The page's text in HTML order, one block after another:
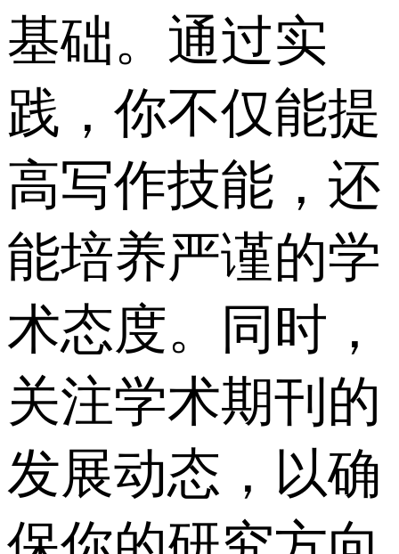
基础。通过实
践，你不仅能提
高写作技能，还
能培养严谨的学
术态度。同时，
关注学术期刊的
发展动态，以确